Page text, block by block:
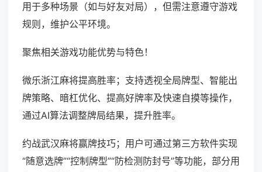
用于多种场景（如与好友对局），但需注意遵守游戏
规则，维护公平环境。
聚焦相关游戏功能优势与特色！
微乐浙江麻将提高胜率；支持透视全局牌型、智能出
牌策略、暗杠优化、提高好牌率及快速自摸等操作，
通过AI算法调整牌局结果，提升胜率。
约战武汉麻将赢牌技巧；用户可通过第三方软件实现
“随意选牌”“控制牌型”“防检测防封号”等功能，部分用